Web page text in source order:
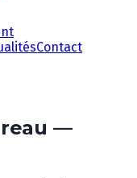
Contact
—